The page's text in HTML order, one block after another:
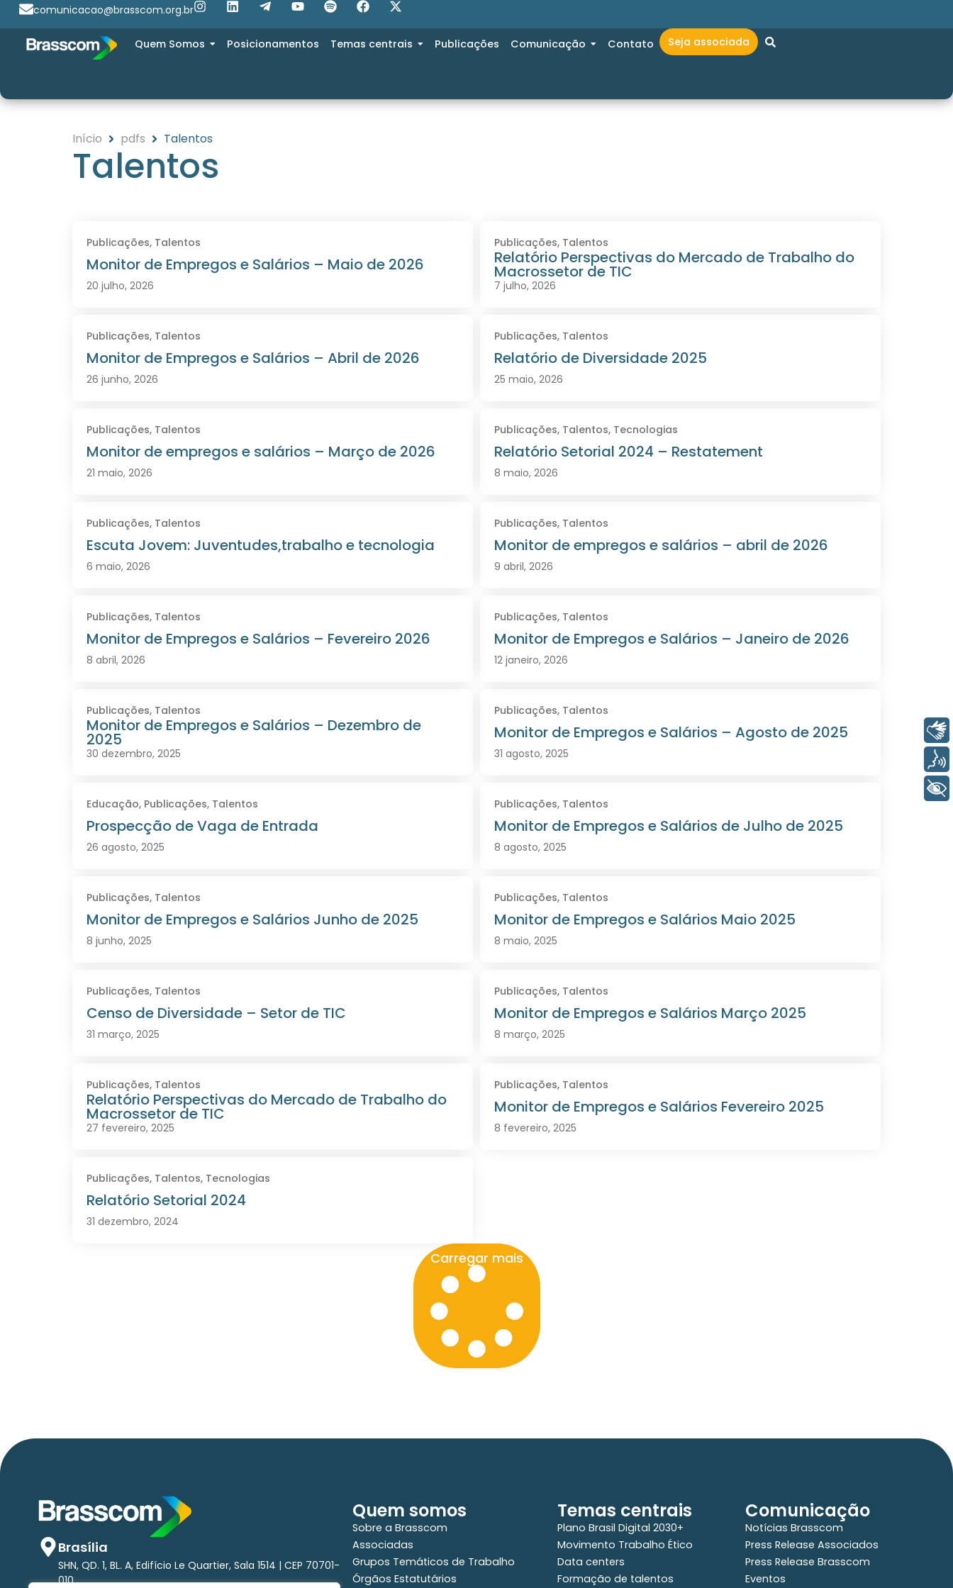
comunicacao@brasscom.org.br
Quem Somos Posicionamentos Temas centrais Publicações Comunicação Contato Seja associada
Início pdfs Talentos
Talentos
Publicações, Talentos
Monitor de Empregos e Salários – Maio de 2026
20 julho, 2026
Publicações, Talentos
Relatório Perspectivas do Mercado de Trabalho do
Macrossetor de TIC
7 julho, 2026
Publicações, Talentos
Monitor de Empregos e Salários – Abril de 2026
26 junho, 2026
Publicações, Talentos
Relatório de Diversidade 2025
25 maio, 2026
Publicações, Talentos
Monitor de empregos e salários – Março de 2026
21 maio, 2026
Publicações, Talentos, Tecnologias
Relatório Setorial 2024 – Restatement
8 maio, 2026
Publicações, Talentos
Escuta Jovem: Juventudes,trabalho e tecnologia
6 maio, 2026
Publicações, Talentos
Monitor de empregos e salários – abril de 2026
9 abril, 2026
Publicações, Talentos
Monitor de Empregos e Salários – Fevereiro 2026
8 abril, 2026
Publicações, Talentos
Monitor de Empregos e Salários – Janeiro de 2026
12 janeiro, 2026
Publicações, Talentos
Monitor de Empregos e Salários – Dezembro de
2025
30 dezembro, 2025
Publicações, Talentos
Monitor de Empregos e Salários – Agosto de 2025
31 agosto, 2025
Educação, Publicações, Talentos
Prospecção de Vaga de Entrada
26 agosto, 2025
Publicações, Talentos
Monitor de Empregos e Salários de Julho de 2025
8 agosto, 2025
Publicações, Talentos
Monitor de Empregos e Salários Junho de 2025
8 junho, 2025
Publicações, Talentos
Monitor de Empregos e Salários Maio 2025
8 maio, 2025
Publicações, Talentos
Censo de Diversidade – Setor de TIC
31 março, 2025
Publicações, Talentos
Monitor de Empregos e Salários Março 2025
8 março, 2025
Publicações, Talentos
Relatório Perspectivas do Mercado de Trabalho do
Macrossetor de TIC
27 fevereiro, 2025
Publicações, Talentos
Monitor de Empregos e Salários Fevereiro 2025
8 fevereiro, 2025
Publicações, Talentos, Tecnologias
Relatório Setorial 2024
31 dezembro, 2024
Carregar mais
Brasília
SHN, QD. 1, BL. A, Edifício Le Quartier, Sala 1514 | CEP 70701-
010
Quem somos
Sobre a Brasscom
Associadas
Grupos Temáticos de Trabalho
Órgãos Estatutários
Temas centrais
Plano Brasil Digital 2030+
Movimento Trabalho Ético
Data centers
Formação de talentos
Comunicação
Notícias Brasscom
Press Release Associados
Press Release Brasscom
Eventos